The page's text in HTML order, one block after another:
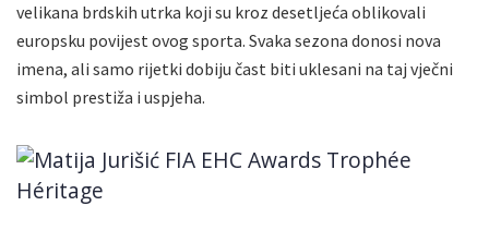
velikana brdskih utrka koji su kroz desetljeća oblikovali
europsku povijest ovog sporta. Svaka sezona donosi nova
imena, ali samo rijetki dobiju čast biti uklesani na taj vječni
simbol prestiža i uspjeha.